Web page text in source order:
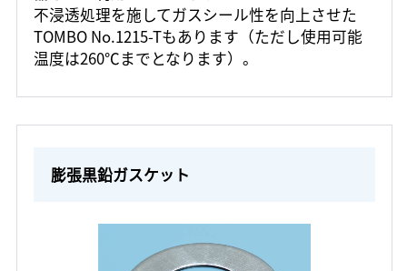
不浸透処理を施してガスシール性を向上させた
TOMBO No.1215-Tもあります（ただし使用可能
温度は260℃までとなります）。
膨張黒鉛ガスケット